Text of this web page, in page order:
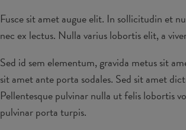
Fusce sit amet augue elit. In sollicitudin et
nec ex lectus. Nulla varius lobortis elit, a
Sed id sem elementum, gravida metus sit
sit amet ante porta sodales. Sed sit amet
Pellentesque pulvinar nulla ut felis lobortis
pulvinar porta turpis.